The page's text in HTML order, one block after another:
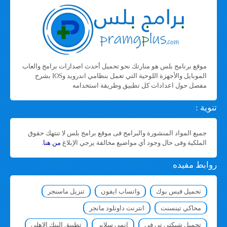
موقع برنامج بلس هو منارتك نحو تحميل أحدث اصدارات برامج والعاب
الموبايل والأجهزة اللوحية التي تعمل بنظامي اندرويد وIOS بشرح
مفصل حول اعدادات كل تطبيق وطريقة استخدامه
تنوية :
جميع المواد المنشورة والبرامج فى موقع برامج بلس لا تنتهك حقوق
الملكية وفى حال وجود أي مواضيع مخالفة يرجي الإبلاغ من هنا.
روابط مفيده
تحميل فيس بوك واتساب ايفون تنزيل ماسنجر
محاكي تينسنت انترنت داونلود مانجر
تحميل شبكتي تي في انمي سلاير تطبيق البنك الاهلي